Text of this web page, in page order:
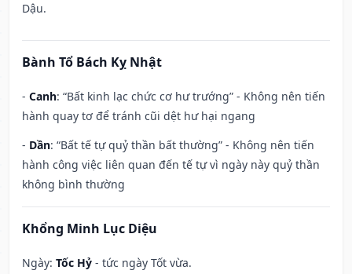
Dậu.
Bành Tổ Bách Kỵ Nhật
- Canh: “Bất kinh lạc chức cơ hư trướng” - Không nên tiến
hành quay tơ để tránh cũi dệt hư hại ngang
- Dần: “Bất tế tự quỷ thần bất thường” - Không nên tiến
hành công việc liên quan đến tế tự vì ngày này quỷ thần
không bình thường
Khổng Minh Lục Diệu
Ngày: Tốc Hỷ - tức ngày Tốt vừa.